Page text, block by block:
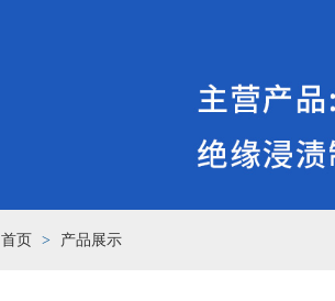
首页 产品展示